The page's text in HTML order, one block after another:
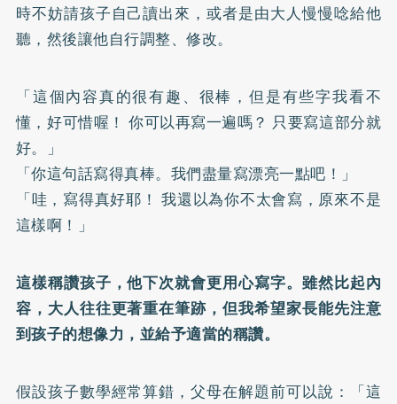
時不妨請孩子自己讀出來，或者是由大人慢慢唸給他
聽，然後讓他自行調整、修改。
「這個內容真的很有趣、很棒，但是有些字我看不
懂，好可惜喔！ 你可以再寫一遍嗎？ 只要寫這部分就
好。」
「你這句話寫得真棒。我們盡量寫漂亮一點吧！」
「哇，寫得真好耶！ 我還以為你不太會寫，原來不是
這樣啊！」
這樣稱讚孩子，他下次就會更用心寫字。雖然比起內
容，大人往往更著重在筆跡，但我希望家長能先注意
到孩子的想像力，並給予適當的稱讚。
假設孩子數學經常算錯，父母在解題前可以說：「這